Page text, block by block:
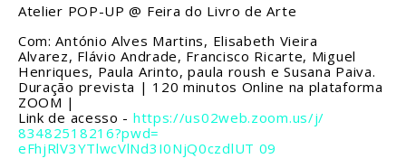
Atelier POP-UP@ Feira do Livro de Arte
Com: António Alves Martins, Elisabeth Vieira
Alvarez, Flávio Andrade, Francisco Ricarte, Miguel
Henriques, Paula Arinto, paula roush e Susana Paiva.
Duração prevista | 120 minutos Online na plataforma
ZOOM |
Link de acesso - https://us02web.zoom.us/j/
83482518216?pwd=
eFhjRlV3YTlwcVlNd3I0NjQ0czdlUT 09